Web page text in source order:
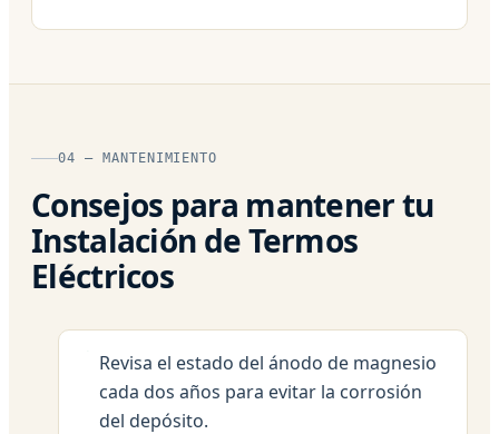
04 — MANTENIMIENTO
Consejos para mantener tu
Instalación de Termos
Eléctricos
Revisa el estado del ánodo de magnesio
cada dos años para evitar la corrosión
del depósito.